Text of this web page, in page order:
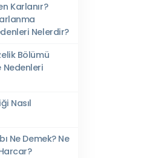
Karlanır?
Nelerdir?
Bölümü
Nedenleri
Nasıl
Ne Demek? Ne